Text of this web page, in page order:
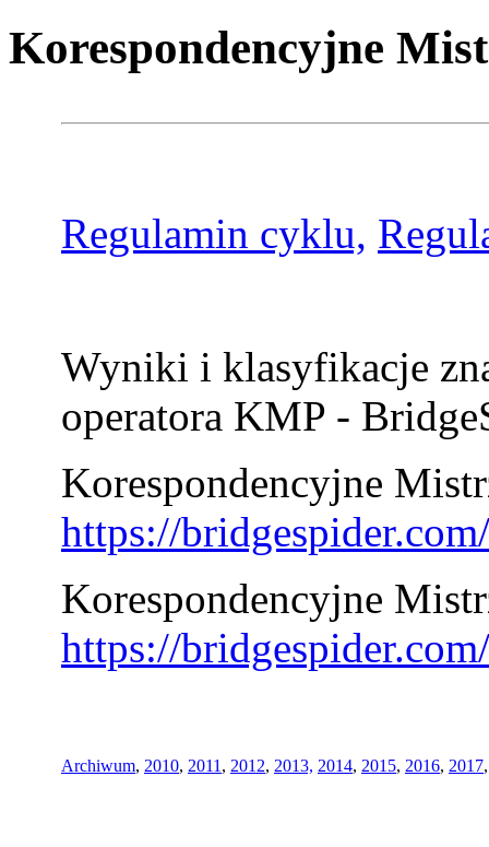
Korespondencyjne
Regulamin cyklu,
Wyniki i klasyfikacje
operatora KMP -
Korespondencyjne
https://
Korespondencyjne
https://
Archiwum, 2010, 2011 , 2012, 2013, 2014, 2015, 2016, 2017